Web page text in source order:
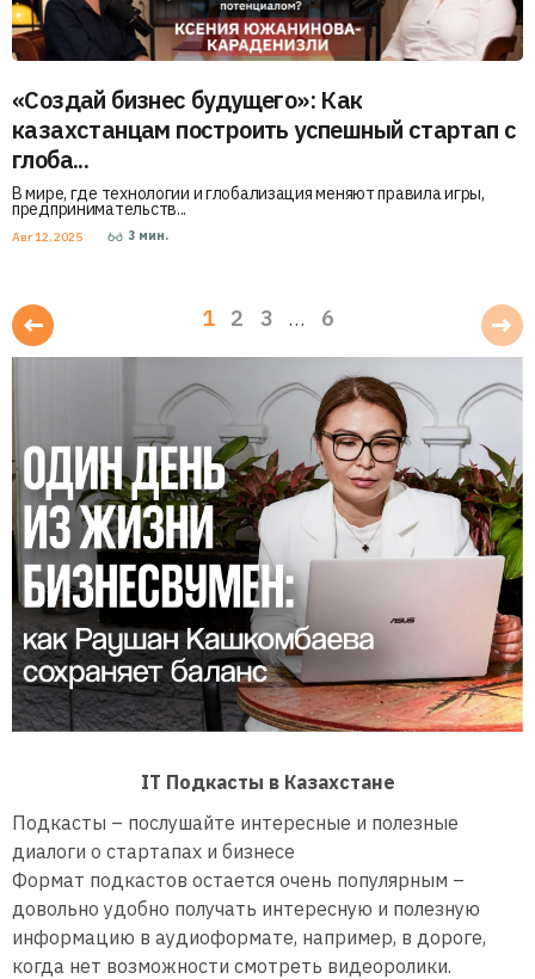
«Создай бизнес будущего»: Как
казахстанцам построить успешный стартап с
глоба...
В мире, где технологии и глобализация меняют правила игры,
предпринимательств...
Авг 12, 2025 3 мин.
1 2 3 … 6
IT Подкасты в Казахстане
Подкасты – послушайте интересные и полезные
диалоги о стартапах и бизнесе
Формат подкастов остается очень популярным –
довольно удобно получать интересную и полезную
информацию в аудиоформате, например, в дороге,
когда нет возможности смотреть видеоролики.